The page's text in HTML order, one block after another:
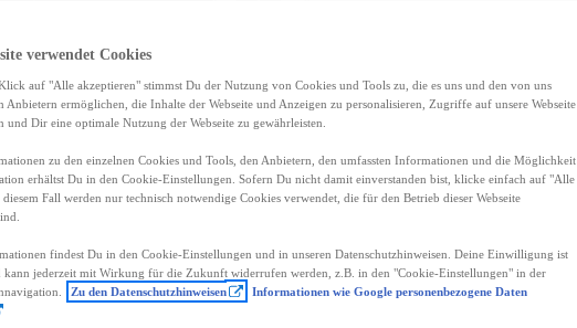
Ausstattung.
185 g/km
verwendet Cookies
auf "Alle akzeptieren" stimmst Du der Nutzung von Cookies und Tools zu, die es uns und den von uns
Anbietern ermöglichen, die Inhalte der Webseite und Anzeigen zu personalisieren, Zugriffe auf unsere Webseite
und Dir eine optimale Nutzung der Webseite zu gewährleisten.
zu den einzelnen Cookies und Tools, den Anbietern, den umfassten Informationen und die Möglichkeit
erhältst Du in den Cookie-Einstellungen. Sofern Du nicht damit einverstanden bist, klicke einfach auf "Alle
Fall werden nur technisch notwendige Cookies verwendet, die für den Betrieb dieser Webseite
findest Du in den Cookie-Einstellungen und in unseren Datenschutzhinweisen. Deine Einwilligung ist
jederzeit mit Wirkung für die Zukunft widerrufen werden, z.B. in den "Cookie-Einstellungen" in der
Zu den Datenschutzhinweisen
Informationen wie Google personenbezogene Daten